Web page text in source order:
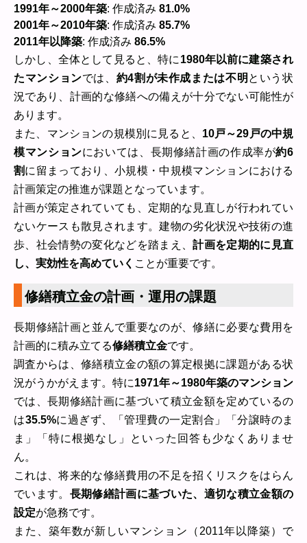
1991年～2000年築: 作成済み 81.0%
2001年～2010年築: 作成済み 85.7%
2011年以降築: 作成済み 86.5%
しかし、全体として見ると、特に 1980年以前に建築され
たマンションでは、 約4割が未作成または不明 という状
況であり、計画的な修繕への備えが十分でない可能性が
あります。
また、マンションの規模別に見ると、 10戸～29戸の中規
模マンションにおいては、長期修繕計画の作成率が約6
割に留まっており、小規模・中規模マンションにおける
計画策定の推進が課題となっています。
計画が策定されていても、定期的な見直しが行われてい
ないケースも散見されます。建物の劣化状況や技術の進
歩、社会情勢の変化などを踏まえ、計画を定期的に見直
し、実効性を高めていく ことが重要です。
修繕積立金の計画・運用の課題
長期修繕計画と並んで重要なのが、修繕に必要な費用を
計画的に積み立てる修繕積立金です。
調査からは、修繕積立金の額の算定根拠に課題がある状
況がうかがえます。特に1971年～1980年築のマンション
では、長期修繕計画に基づいて積立金額を定めているの
は35.5%に過ぎず、「管理費の一定割合」「分譲時のま
ま」「特に根拠なし」といった回答も少なくありませ
ん。
これは、将来的な修繕費用の不足を招くリスクをはらん
でいます。 長期修繕計画に基づいた、適切な積立金額の
設定が急務です。
また、築年数が新しいマンション（2011年以降築）で